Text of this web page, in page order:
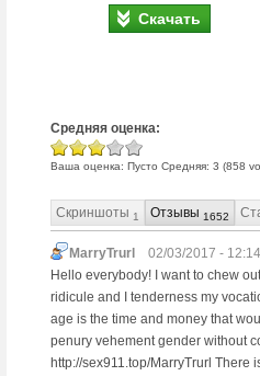
Скачать
Средняя оценка:
Ваша оценка: Пусто Средняя: 3 (858
Скриншоты 1 Отзывы 1652
MarryTrurl
02/03/2017 - 12:14
Hello everybody! I want to chew
ridicule and I tenderness my
age is the time and money that
penury vehement gender without
http://sex911.top/MarryTrurl